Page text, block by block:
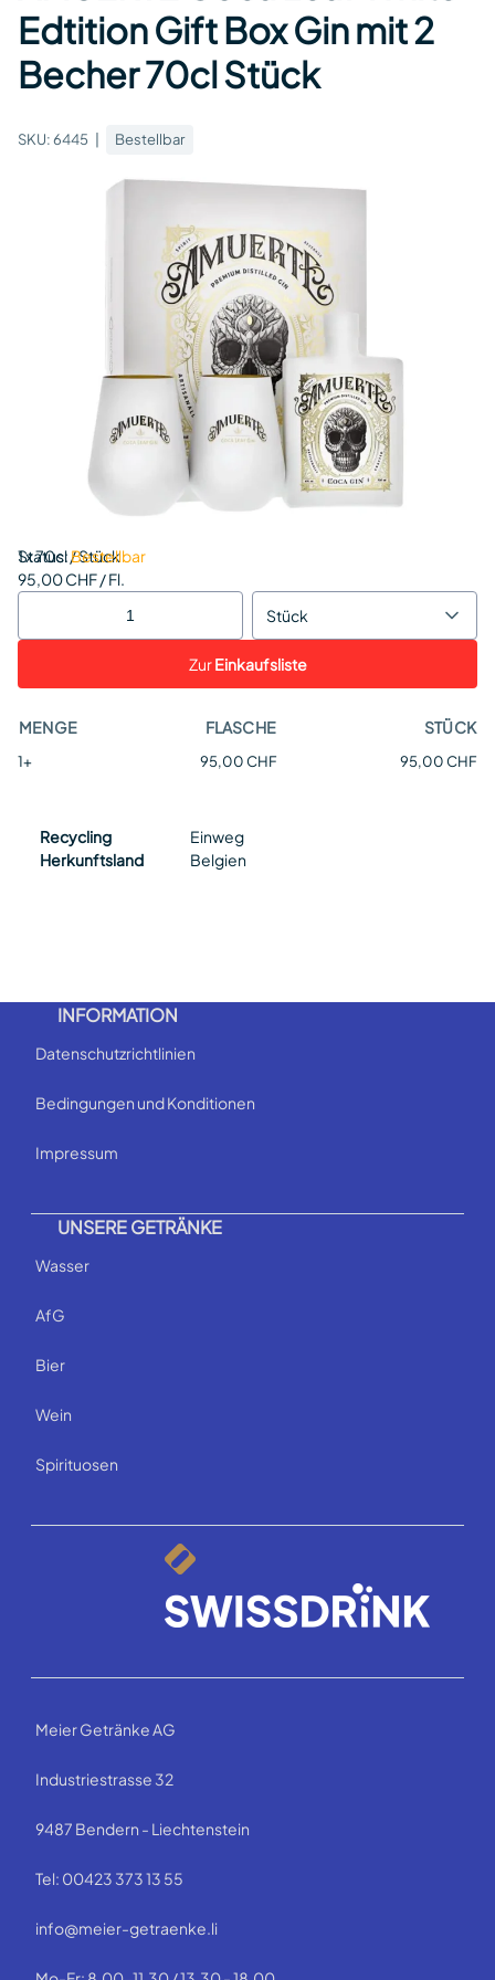
Edtition Gift Box Gin mit 2
Becher 70cl Stück
SKU:6445 Bestellbar
Status:Bestellbar
1 x 70cl / Stück
95,00 CHF / Fl.
Stück
ZurEinkaufsliste
MENGE FLASCHE STÜCK
1+ 95,00 CHF 95,00 CHF
Recycling
Einweg
Herkunftsland
Belgien
INFORMATION
Datenschutzrichtlinien
Bedingungen und Konditionen
Impressum
UNSERE GETRÄNKE
Wasser
AfG
Bier
Wein
Spirituosen
Meier Getränke AG
Industriestrasse 32
9487 Bendern - Liechtenstein
Tel: 00423 373 13 55
info@meier-getraenke.li